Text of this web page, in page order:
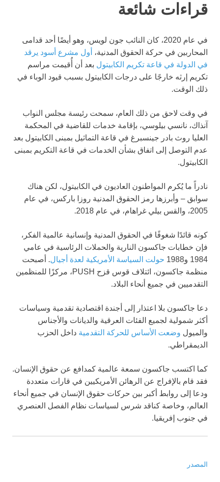
قراءات شائعة
في عام 2020، كان النائب جون لويس، وهو أيضًا أحد قدامى
المحاربين في حركة الحقوق المدنية، أول مشرع أسود يرقد
في الدولة في قاعة تكريم الكابيتول بعد أن أُقيمت مراسم
تكريم إرثه خارجًا على درجات الكابيتول بسبب قيود الوباء في
ذلك الوقت.
في وقت لاحق من ذلك العام، سمحت رئيسة مجلس النواب
آنذاك، نانسي بيلوسي، بإقامة خدمات للقاضية في المحكمة
العليا روث بادر جينسبرغ في قاعة التماثيل بمبنى الكابيتول بعد
عدم التوصل إلى اتفاق بشأن الخدمات في قاعة التكريم بمبنى
الكابيتول.
نادراً ما يُكرم المواطنون العاديون في الكابيتول، لكن هناك
سوابق – وأبرزها رمز الحقوق المدنية روزا باركس، في عام
2005، والقس بيلي غراهام، في عام 2018.
كونه قائدًا شغوفًا في الحقوق المدنية وإنسانية عالمية الفكر،
فإن خطابات جاكسون النارية والحملات الرئاسية في عامي
1984 و1988
حولت السياسة الأمريكية لعدة أجيال. أصبحت
منظمة جاكسون، ائتلاف قوس قزح PUSH، مركزًا للمنظمين
التقدميين في جميع أنحاء البلاد.
دعا جاكسون بلا اعتذار إلى أجندة اقتصادية تقدمية وسياسات
أكثر شمولية لجميع الفئات العرقية والديانات والأجناس
والميول وضعت الأساس للحركة التقدمية داخل الحزب
الديمقراطي.
كما اكتسب جاكسون سمعة عالمية كمدافع عن حقوق الإنسان.
فقد قام بالإفراج عن الرهائن الأمريكيين في قارات متعددة
ودعا إلى روابط أكبر بين حركات حقوق الإنسان في جميع أنحاء
العالم، وخاصة كناقد شرس لسياسات نظام الفصل العنصري
في جنوب إفريقيا.
المصدر